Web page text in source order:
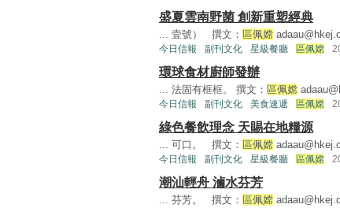
盛夏雲南野菌 創新重塑經典
... 壹號） 撰文： 區佩嫦
今日信報 副刊文化 星級餐廳 區佩嫦
環球食材廚師發辦
... 法固有框框。 撰文： 區佩嫦
今日信報 副刊文化 美食速遞 區佩嫦
綠色餐飲理念 天賜在地糧源
... 可口。 撰文： 區佩嫦
今日信報 副刊文化 星級餐廳 區佩嫦
潮汕輕舟 滷水芬芳
... 芬芳。 撰文： 區佩嫦